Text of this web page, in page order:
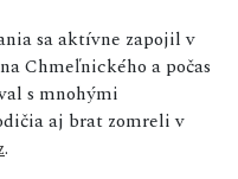
sa aktívne zapojil v
Chmeľnického a počas
s mnohými
aj brat zomreli v
.